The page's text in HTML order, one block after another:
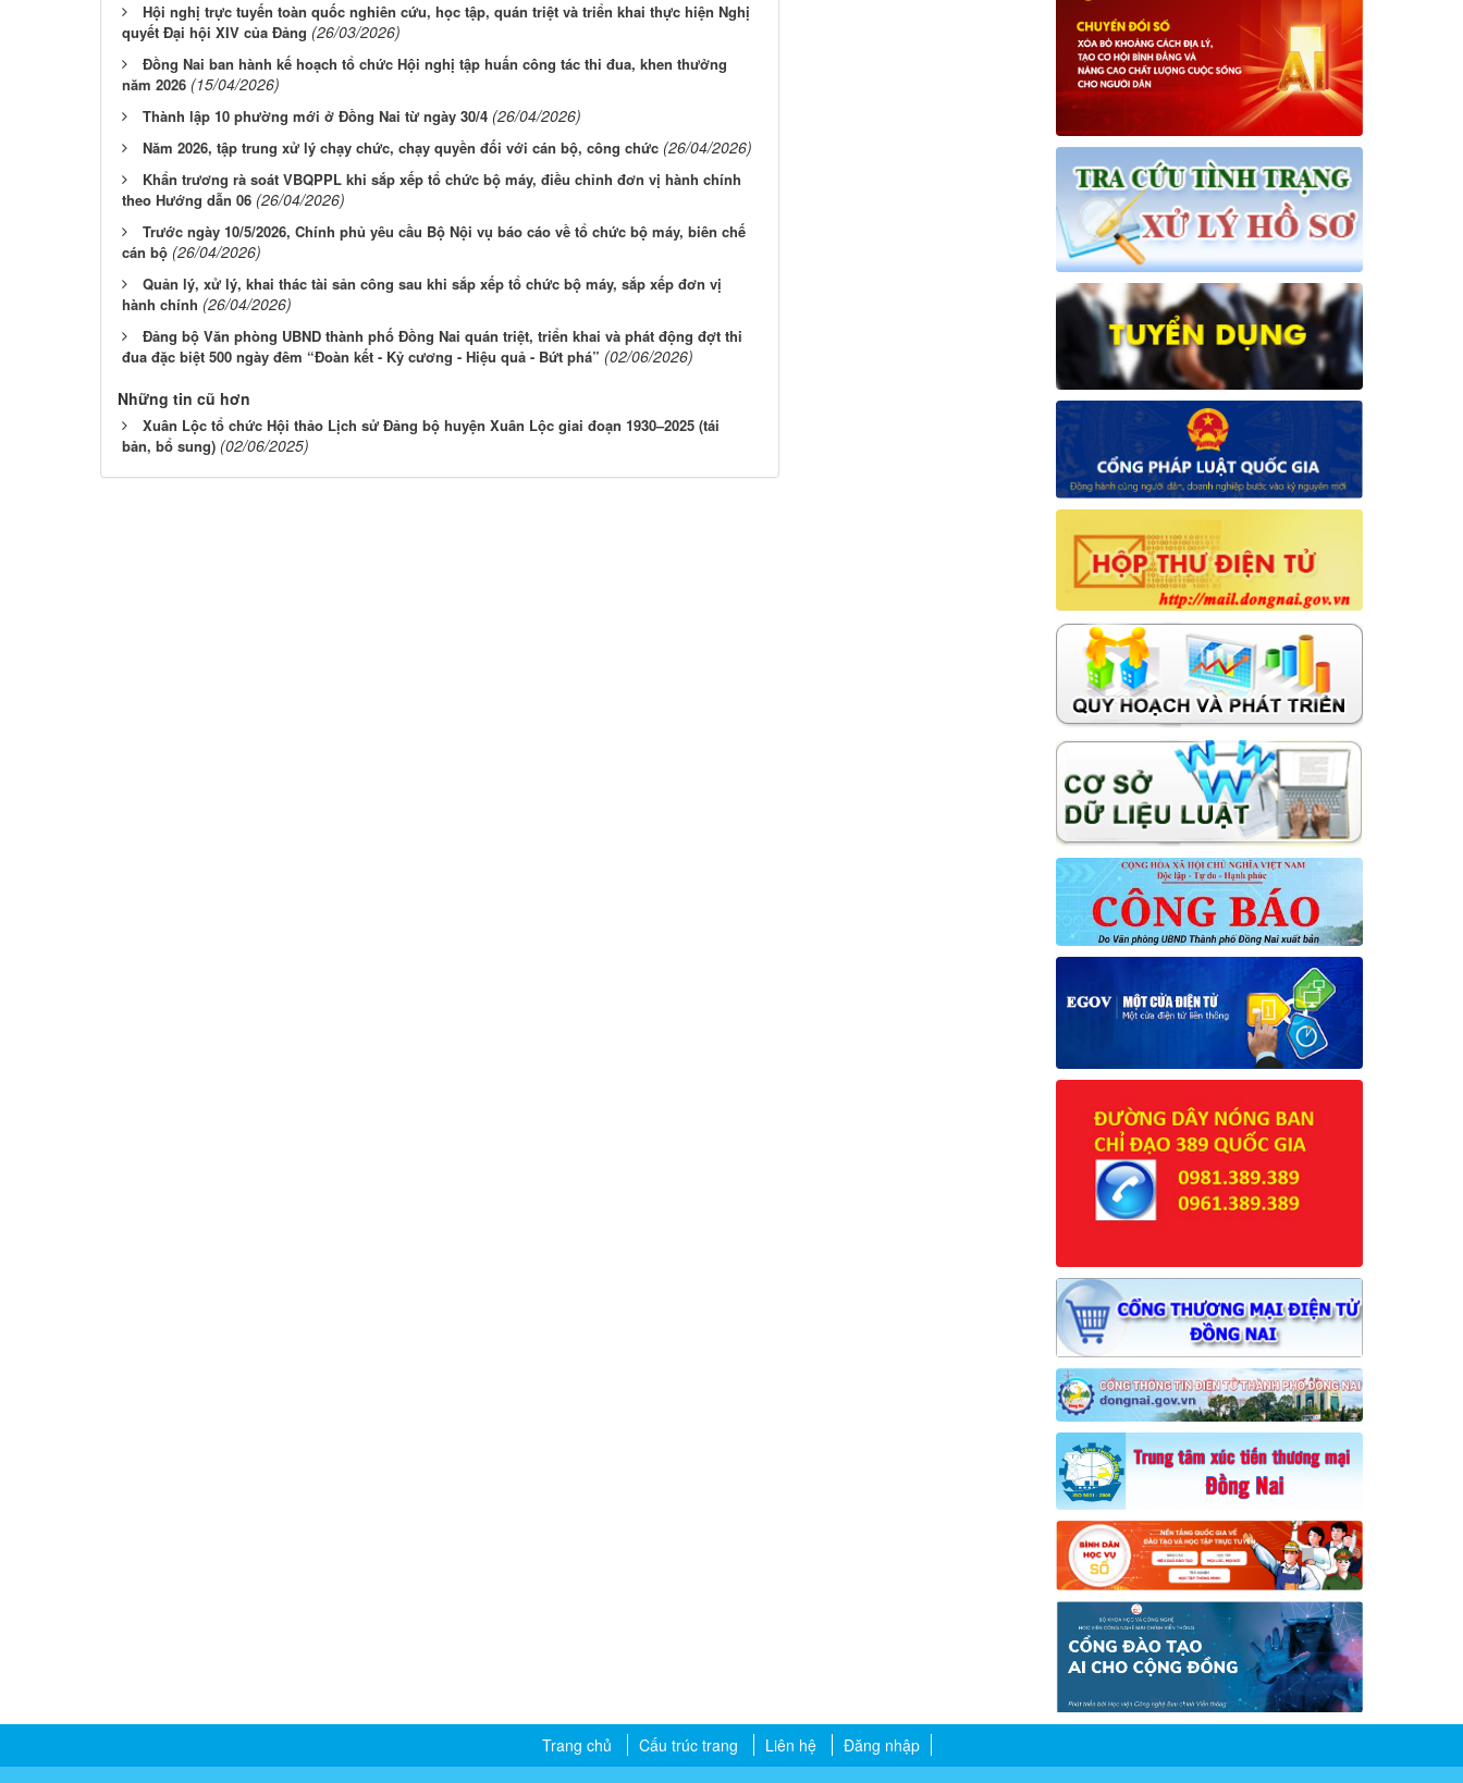
Hội nghị trực tuyến toàn quốc nghiên cứu, học tập, quán triệt và triển khai thực hiện Nghị
quyết Đại hội XIV của Đảng (26/03/2026)
Đồng Nai ban hành kế hoạch tổ chức Hội nghị tập huấn công tác thi đua, khen thưởng
năm 2026 (15/04/2026)
Thành lập 10 phường mới ở Đồng Nai từ ngày 30/4 (26/04/2026)
Năm 2026, tập trung xử lý chạy chức, chạy quyền đối với cán bộ, công chức (26/04/2026)
Khẩn trương rà soát VBQPPL khi sắp xếp tổ chức bộ máy, điều chỉnh đơn vị hành chính
theo Hướng dẫn 06 (26/04/2026)
Trước ngày 10/5/2026, Chính phủ yêu cầu Bộ Nội vụ báo cáo về tổ chức bộ máy, biên chế
cán bộ (26/04/2026)
Quản lý, xử lý, khai thác tài sản công sau khi sắp xếp tổ chức bộ máy, sắp xếp đơn vị
hành chính (26/04/2026)
Đảng bộ Văn phòng UBND thành phố Đồng Nai quán triệt, triển khai và phát động đợt thi
đua đặc biệt 500 ngày đêm “Đoàn kết - Kỷ cương - Hiệu quả - Bứt phá” (02/06/2026)
Những tin cũ hơn
Xuân Lộc tổ chức Hội thảo Lịch sử Đảng bộ huyện Xuân Lộc giai đoạn 1930–2025 (tái
bản, bổ sung) (02/06/2025)
Trang chủ Cấu trúc trang Liên hệ Đăng nhập